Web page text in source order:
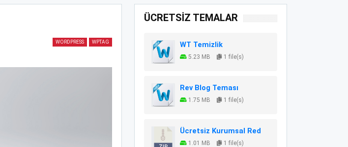
WORDPRESS WPTAG
ÜCRETSİZ TEMALAR
WT Temizlik
5.23 MB 1 file(s)
Rev Blog Teması
1.75 MB 1 file(s)
Ücretsiz Kurumsal Red
1.01 MB 1 file(s)